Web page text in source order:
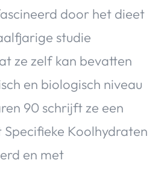
door het dieet
studie
ze zelf kan bevatten
en biologisch niveau
90 schrijft ze een
Koolhydraten
en met